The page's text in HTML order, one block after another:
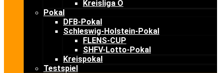
Kreisliga O
Pokal
DFB-Pokal
Schleswig-Holstein-Pokal
FLENS-CUP
SHFV-Lotto-Pokal
Kreispokal
Testspiel